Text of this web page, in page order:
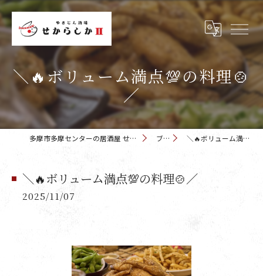
＼🔥ボリューム満点💯の料理🍲
／
多摩市多摩センターの居酒屋 せからしか 多摩センター店 ブログ ＼🔥ボリューム満点💯の料理🍲／
＼🔥ボリューム満点💯の料理🍲／
2025/11/07